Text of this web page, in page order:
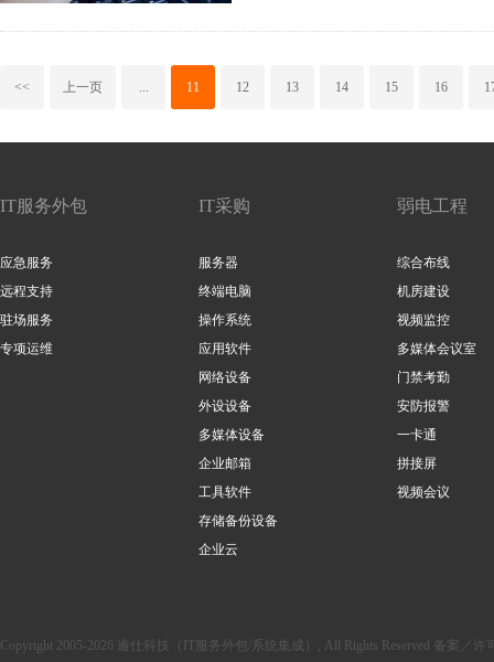
<< 上一页 ... 11 12 13 14 15 16
IT服务外包
应急服务
远程支持
驻场服务
专项运维
IT采购
服务器
终端电脑
操作系统
应用软件
网络设备
外设设备
多媒体设备
企业邮箱
工具软件
存储备份设备
企业云
弱电工程
综合布线
机房建设
视频监控
多媒体会议室
门禁考勤
安防报警
一卡通
拼接屏
视频会议
Copyright 2005-2026 逾仕科技（IT服务外包/系统集成）, All Rights Reserved 备案／